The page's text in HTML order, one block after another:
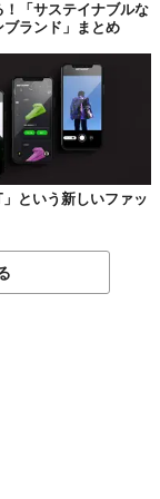
！「サステイナブルな
ブランド」まとめ
」という新しいファッ